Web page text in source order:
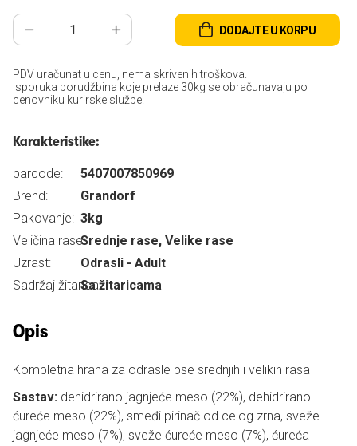
DODAJTE U KORPU
PDV uračunat u cenu, nema skrivenih troškova.
Isporuka porudžbina koje prelaze 30kg se obračunavaju po
cenovniku kurirske službe.
Karakteristike:
barcode:
5407007850969
Brend:
Grandorf
Pakovanje: 3kg
Veličina rase:Srednje rase, Velike rase
Uzrast:
Odrasli - Adult
Sadržaj žitarica:Sa žitaricama
Opis
Kompletna hrana za odrasle pse srednjih i velikih rasa
Sastav: dehidrirano jagnjeće meso (22%), dehidrirano
ćureće meso (22%), smeđi pirinač od celog zrna, sveže
jagnjeće meso (7%), sveže ćureće meso (7%), ćureća